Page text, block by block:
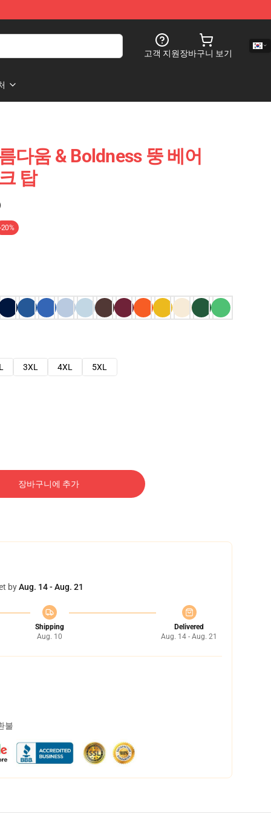
고객 지원장바구니 보기
다움 & Boldness 뚱 베어
탑
-20%
3XL 4XL
5XL
장바구니에 추가
byAug. 14 - Aug. 21
Shipping
Aug. 10
Delivered
Aug. 14 - Aug. 21
불